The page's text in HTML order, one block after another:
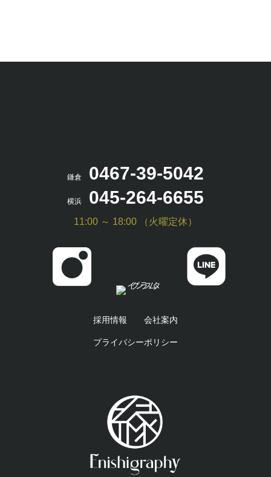
鎌倉 0467-39-5042
横浜 045-264-6655
11:00 ～ 18:00 （火曜定休）
採用情報 会社案内
プライバシーポリシー